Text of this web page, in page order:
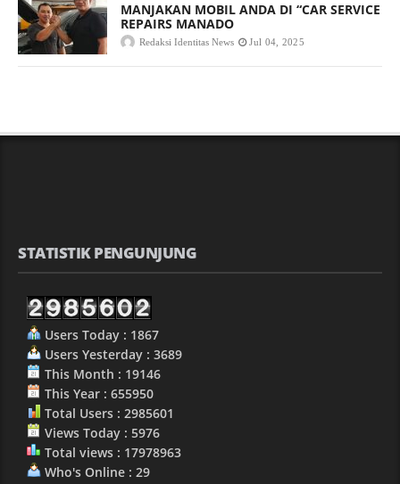
MANJAKAN MOBIL ANDA DI “CAR SERVICE
REPAIRS MANADO
Redaksi Identitas News Jul 04, 2025
STATISTIK PENGUNJUNG
Users Today : 1867
Users Yesterday : 3689
This Month : 19146
This Year : 655950
Total Users : 2985601
Views Today : 5976
Total views : 17978963
Who's Online : 29